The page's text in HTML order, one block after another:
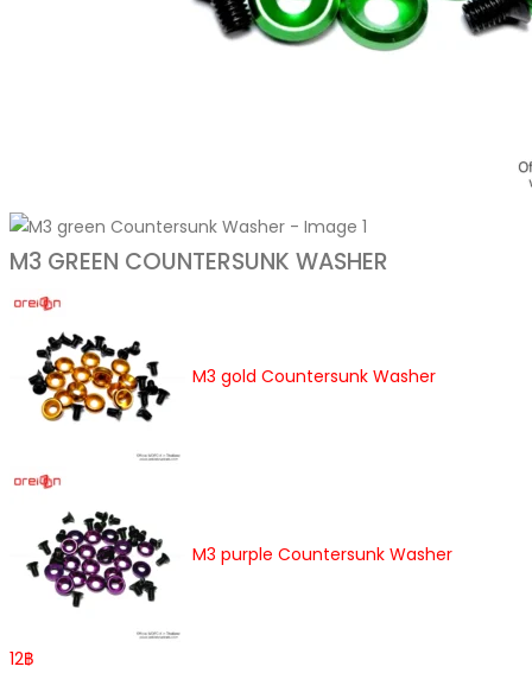
M3 GREEN COUNTERSUNK WASHER
M3 gold Countersunk Washer
M3 purple Countersunk Washer
12฿